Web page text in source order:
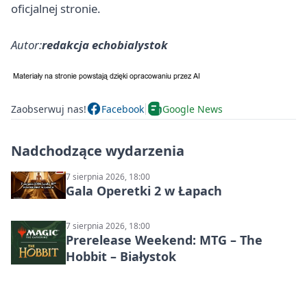
oficjalnej stronie.
Autor:redakcja echobialystok
Zaobserwuj nas! Facebook Google News
Nadchodzące wydarzenia
7 sierpnia 2026, 18:00
Gala Operetki 2 w Łapach
7 sierpnia 2026, 18:00
Prerelease Weekend: MTG – The
Hobbit – Białystok